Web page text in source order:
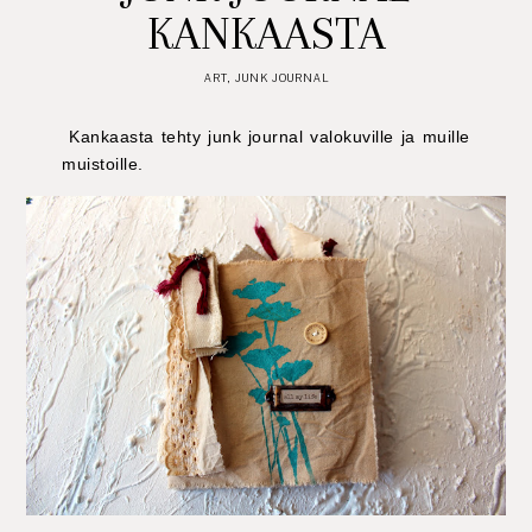
KANKAASTA
ART, JUNK JOURNAL
Kankaasta tehty junk journal valokuville ja muille
muistoille.